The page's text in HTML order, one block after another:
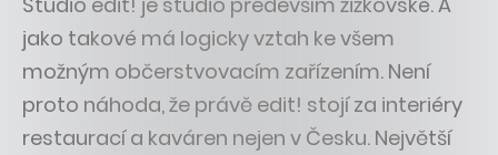
jako takové má logicky vztah ke všem
možným občerstvovacím zařízením. Není
proto náhoda, že právě edit! stojí za interiéry
restaurací a kaváren nejen v Česku. Největší